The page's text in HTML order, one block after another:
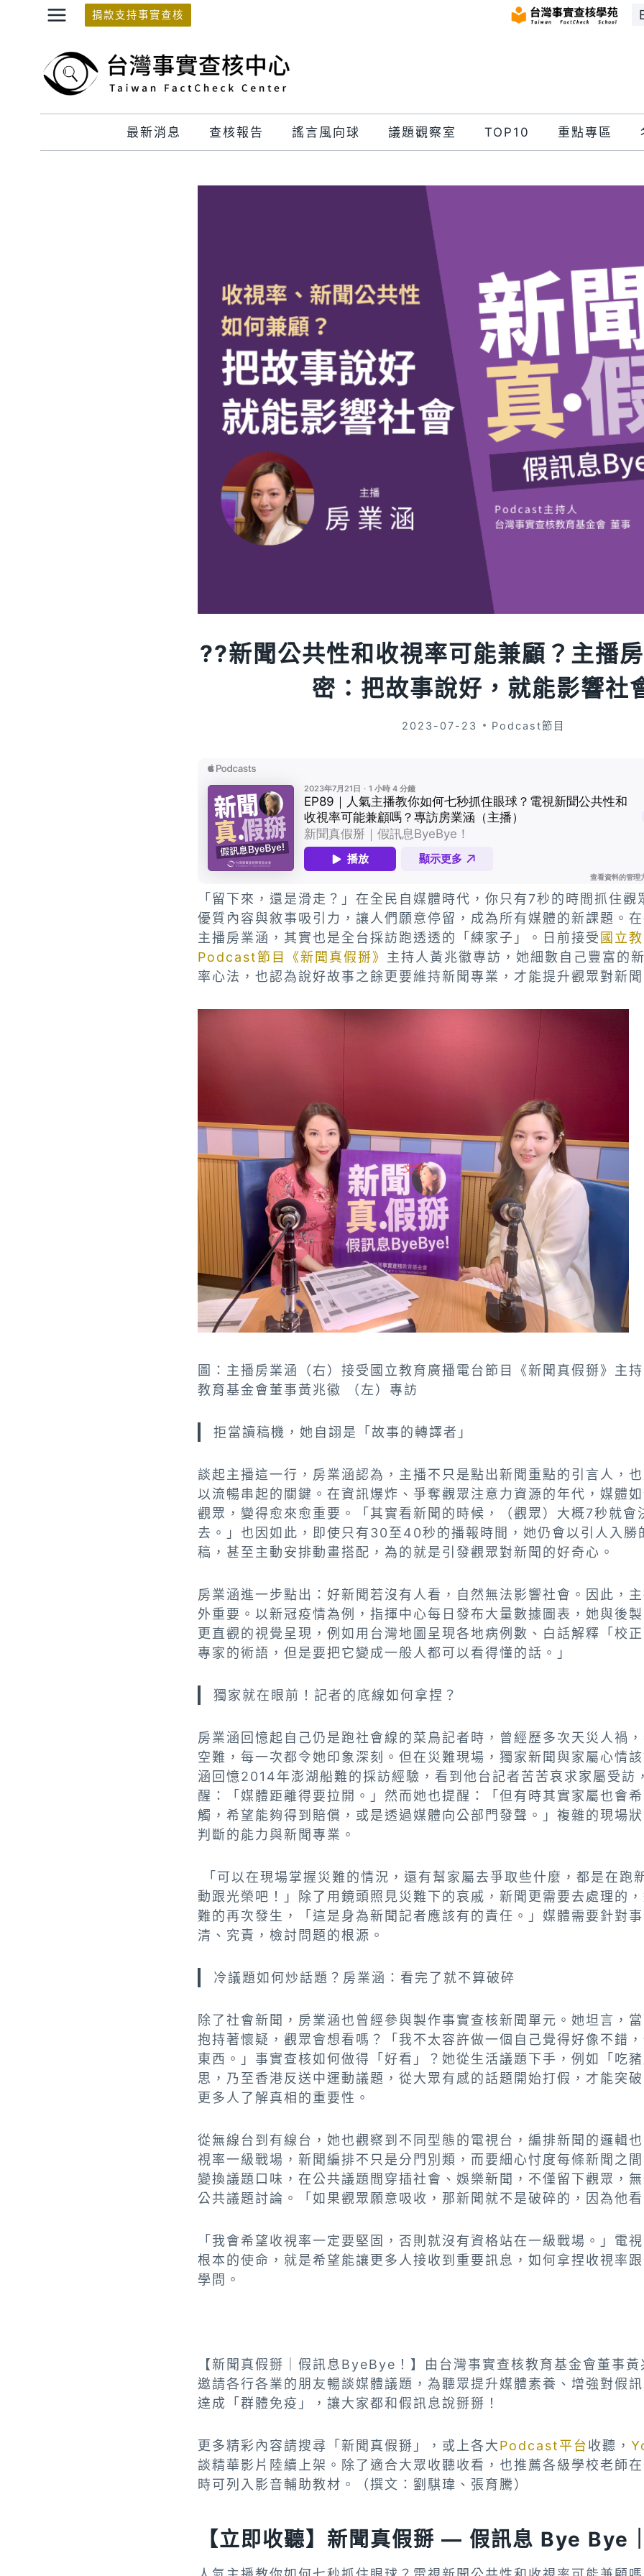
捐款支持事實查核
最新消息 查核報告 謠言風向球 議題觀察室 TOP10 重點專區
?️?新聞公共性和收視率可能兼顧？主播
密：把故事說好，就能影響社
2023-07-23 Podcast節目
「留下來，還是滑走？」在全民自媒體時代，你只有7秒的時間抓住觀
優質內容與敘事吸引力，讓人們願意停留，成為所有媒體的新課題。
主播房業涵，其實也是全台採訪跑透透的「練家子」。日前接受 國立
Podcast節目《新聞真假掰》 主持人黃兆徽專訪，她細數自己豐富的
率心法，也認為說好故事之餘更要維持新聞專業，才能提升觀眾對新聞
圖：主播房業涵（右）接受國立教育廣播電台節目《新聞真假掰》主
教育基金會董事黃兆徽 （左）專訪
拒當讀稿機，她自詡是「故事的轉譯者」
談起主播這一行，房業涵認為，主播不只是點出新聞重點的引言人，
以流暢串起的關鍵。在資訊爆炸、爭奪觀眾注意力資源的年代，媒體
觀眾，變得愈來愈重要。「其實看新聞的時候，（觀眾）大概7秒就會
去。」也因如此，即使只有30至40秒的播報時間，她仍會以引人入勝
稿，甚至主動安排動畫搭配，為的就是引發觀眾對新聞的好奇心。
房業涵進一步點出：好新聞若沒有人看，自然無法影響社會。因此，
外重要。以新冠疫情為例，指揮中心每日發布大量數據圖表，她與後
更直觀的視覺呈現，例如用台灣地圖呈現各地病例數、白話解釋「校
專家的術語，但是要把它變成一般人都可以看得懂的話。」
獨家就在眼前！記者的底線如何拿捏？
房業涵回憶起自己仍是跑社會線的菜鳥記者時，曾經歷多次天災人禍
空難，每一次都令她印象深刻。但在災難現場，獨家新聞與家屬心情
涵回憶2014年澎湖船難的採訪經驗，看到他台記者苦苦哀求家屬受訪
醒：「媒體距離得要拉開。」然而她也提醒：「但有時其實家屬也會
觸，希望能夠得到賠償，或是透過媒體向公部門發聲。」複雜的現場
判斷的能力與新聞專業。
「可以在現場掌握災難的情況，還有幫家屬去爭取些什麼，都是在跑
動跟光榮吧！」除了用鏡頭照見災難下的哀戚，新聞更需要去處理的
難的再次發生，「這是身為新聞記者應該有的責任。」媒體需要針對
清、究責，檢討問題的根源。
冷議題如何炒話題？房業涵：看完了就不算破碎
除了社會新聞，房業涵也曾經參與製作事實查核新聞單元。她坦言，
抱持著懷疑，觀眾會想看嗎？「我不太容許做一個自己覺得好像不錯
東西。」事實查核如何做得「好看」？她從生活議題下手，例如「吃
思，乃至香港反送中運動議題，從大眾有感的話題開始打假，才能突
更多人了解真相的重要性。
從無線台到有線台，她也觀察到不同型態的電視台，編排新聞的邏輯
視率一級戰場，新聞編排不只是分門別類，而要細心忖度每條新聞之
變換議題口味，在公共議題間穿插社會、娛樂新聞，不僅留下觀眾，
公共議題討論。「如果觀眾願意吸收，那新聞就不是破碎的，因為他看
「我會希望收視率一定要堅固，否則就沒有資格站在一級戰場。」電
根本的使命，就是希望能讓更多人接收到重要訊息，如何拿捏收視率
學問。
【新聞真假掰｜假訊息ByeBye！】由台灣事實查核教育基金會董事
邀請各行各業的朋友暢談媒體議題，為聽眾提升媒體素養、增強對假
達成「群體免疫」，讓大家都和假訊息說掰掰！
更多精彩內容請搜尋「新聞真假掰」，或上各大Podcast平台收聽，
談精華影片陸續上架。除了適合大眾收聽收看，也推薦各級學校老師
時可列入影音輔助教材。（撰文：劉騏瑋、張育騰）
【立即收聽】新聞真假掰 — 假訊息 Bye Bye